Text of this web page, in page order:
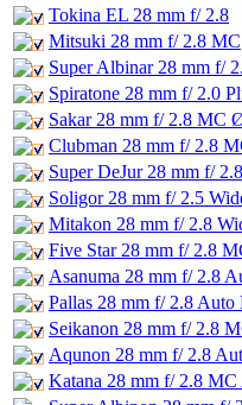
Tokina EL 28 mm f/ 2.8
Mitsuki 28 mm f/ 2.8 MC
Super Albinar 28 mm f/
Spiratone 28 mm f/ 2.0
Sakar 28 mm f/ 2.8 MC
Clubman 28 mm f/ 2.8
Super DeJur 28 mm f/
Soligor 28 mm f/ 2.5
Mitakon 28 mm f/ 2.8
Five Star 28 mm f/ 2.8
Asanuma 28 mm f/ 2.8
Pallas 28 mm f/ 2.8 Auto
Seikanon 28 mm f/ 2.8
Aqunon 28 mm f/ 2.8
Katana 28 mm f/ 2.8 MC